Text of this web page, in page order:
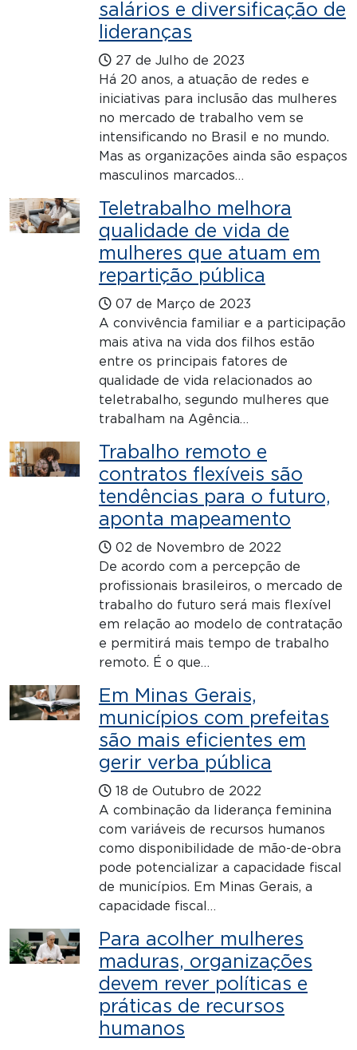
salários e diversificação de
lideranças
27 de Julho de 2023
Há 20 anos, a atuação de redes e
iniciativas para inclusão das mulheres
no mercado de trabalho vem se
intensificando no Brasil e no mundo.
Mas as organizações ainda são espaços
masculinos marcados…
Teletrabalho melhora
qualidade de vida de
mulheres que atuam em
repartição pública
07 de Março de 2023
A convivência familiar e a participação
mais ativa na vida dos filhos estão
entre os principais fatores de
qualidade de vida relacionados ao
teletrabalho, segundo mulheres que
trabalham na Agência…
Trabalho remoto e
contratos flexíveis são
tendências para o futuro,
aponta mapeamento
02 de Novembro de 2022
De acordo com a percepção de
profissionais brasileiros, o mercado de
trabalho do futuro será mais flexível
em relação ao modelo de contratação
e permitirá mais tempo de trabalho
remoto. É o que…
Em Minas Gerais,
municípios com prefeitas
são mais eficientes em
gerir verba pública
18 de Outubro de 2022
A combinação da liderança feminina
com variáveis de recursos humanos
como disponibilidade de mão-de-obra
pode potencializar a capacidade fiscal
de municípios. Em Minas Gerais, a
capacidade fiscal…
Para acolher mulheres
maduras, organizações
devem rever políticas e
práticas de recursos
humanos